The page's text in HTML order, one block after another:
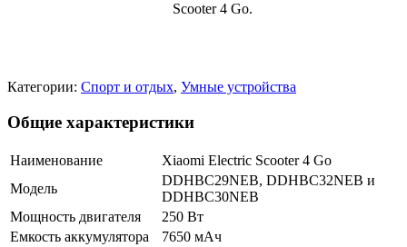
Scooter 4 Go.
Категории: Спорт и отдых, Умные устройства
Общие характеристики
Наименование
Xiaomi Electric Scooter 4 Go
Модель
DDHBC29NEB, DDHBC32NEB и
DDHBC30NEB
Мощность двигателя
250 Вт
Емкость аккумулятора
7650 мАч